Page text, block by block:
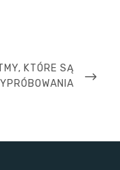
KTÓRE SĄ